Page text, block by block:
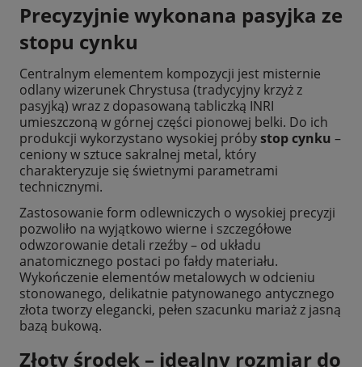
Precyzyjnie wykonana pasyjka ze
stopu cynku
Centralnym elementem kompozycji jest misternie
odlany wizerunek Chrystusa (tradycyjny krzyż z
pasyjką) wraz z dopasowaną tabliczką INRI
umieszczoną w górnej części pionowej belki. Do ich
produkcji wykorzystano wysokiej próbystop cynku –
ceniony w sztuce sakralnej metal, który
charakteryzuje się świetnymi parametrami
technicznymi.
Zastosowanie form odlewniczych o wysokiej precyzji
pozwoliło na wyjątkowo wierne i szczegółowe
odwzorowanie detali rzeźby – od układu
anatomicznego postaci po fałdy materiału.
Wykończenie elementów metalowych w odcieniu
stonowanego, delikatnie patynowanego antycznego
złota tworzy elegancki, pełen szacunku mariaż z jasną
bazą bukową.
Złoty środek – idealny rozmiar do